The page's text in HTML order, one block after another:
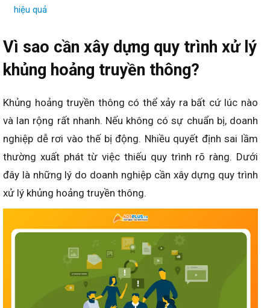
hiệu quả
Vì sao cần xây dựng quy trình xử lý
khủng hoảng truyền thông?
Khủng hoảng truyền thông có thể xảy ra bất cứ lúc nào
và lan rộng rất nhanh. Nếu không có sự chuẩn bị, doanh
nghiệp dễ rơi vào thế bị động. Nhiều quyết định sai lầm
thường xuất phát từ việc thiếu quy trình rõ ràng. Dưới
đây là những lý do doanh nghiệp cần xây dựng quy trình
xử lý khủng hoảng truyền thông.